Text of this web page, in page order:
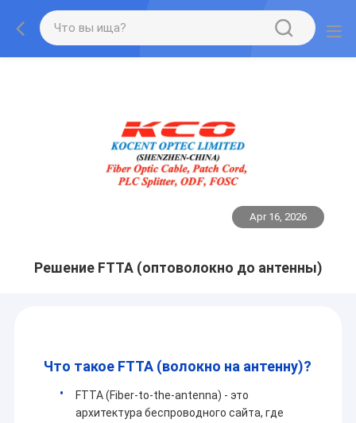
Apr 16, 2026
Решение FTTA (оптоволокно до антенны)
Что такое FTTA (волокно на антенну)?
FTTA (Fiber-to-the-antenna) - это
архитектура беспроводного сайта, где